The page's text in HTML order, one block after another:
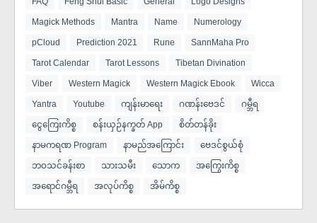
Magick Methods Mantra Name Numerology
pCloud Prediction 2021 Rune SannMaha Pro
Tarot Calendar Tarot Lessons Tibetan Divination
Viber Western Magick Western Magick Ebook Wicca
Yantra Youtube ကျန်းမာရေး ဂဏန်းဗေဒင် ဂမ္ဘီရ
ငွေကြေးကိစ္စ စန်းယှဉ်နက္ခတ် App စိတ်တန်ခိုး
နာမကရဏ Program နာမည်အကြောင်း ဗေဒင်စွယ်စုံ
ဘ၀သင်ခန်းစာ သားသမီး ​သောက အကြွေးကိစ္စ
အရောင်ဂမ္ဘီရ အလုပ်ကိစ္စ အိမ်ကိစ္စ